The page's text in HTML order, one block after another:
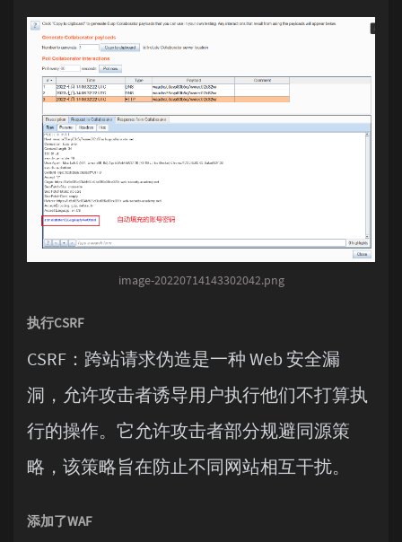
image-20220714143302042.png
执行CSRF
CSRF：跨站请求伪造是一种 Web 安全漏
洞，允许攻击者诱导用户执行他们不打算执
行的操作。它允许攻击者部分规避同源策
略，该策略旨在防止不同网站相互干扰。
添加了WAF